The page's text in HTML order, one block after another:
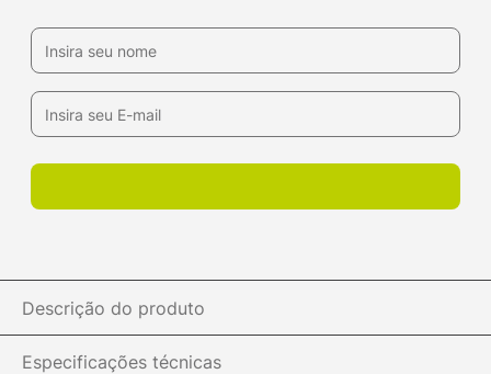
Descrição do produto
Especificações técnicas